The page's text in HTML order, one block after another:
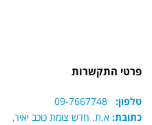
פרטי התקשרות
טלפון:
כתובת: א.ת. חדש צומת כוכב יאיר,